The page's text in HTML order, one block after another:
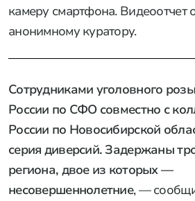
камеру смартфона. Видеоотчет
анонимному куратору.
Сотрудниками уголовного
России по СФО совместно с
России по Новосибирской
серия диверсий. Задержаны
региона, двое из которых —
несовершеннолетние, —